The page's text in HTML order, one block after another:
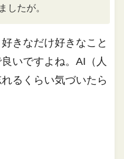
したが。
きなだけ好きなこと
いですよね。AI（人
るくらい気づいたら